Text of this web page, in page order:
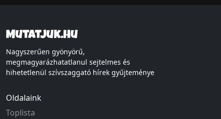
Mutatjuk.hu
Nagyszerűen gyönyörű,
megmagyarázhatatlanul sejtelmes és
hihetetlenül szívszaggató hírek gyűjteménye
Oldalaink
Toplista